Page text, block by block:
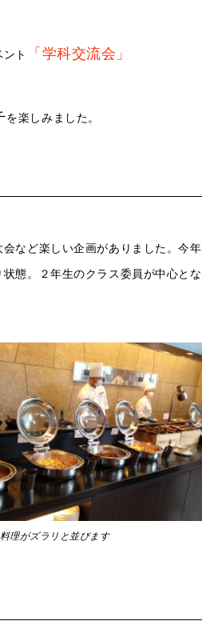
ト 「学科交流会」
を楽しみました。
など楽しい企画がありました。今年
態。２年生のクラス委員が中心とな
理がズラリと並びます